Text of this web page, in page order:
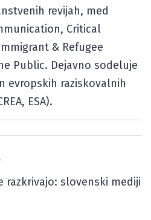
revijah, med
Critical
& Refugee
Public. Dejavno sodeluje
evropskih raziskovalnih
ESA).
razkrivajo: slovenski mediji